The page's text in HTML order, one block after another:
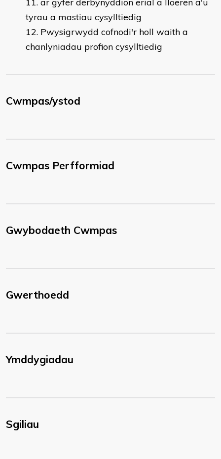
tyrau a mastiau cysylltiedig
Pwysigrwydd cofnodi'r holl waith a
chanlyniadau profion cysylltiedig
Cwmpas/ystod
Cwmpas Perfformiad
Gwybodaeth Cwmpas
Gwerthoedd
Ymddygiadau
Sgiliau